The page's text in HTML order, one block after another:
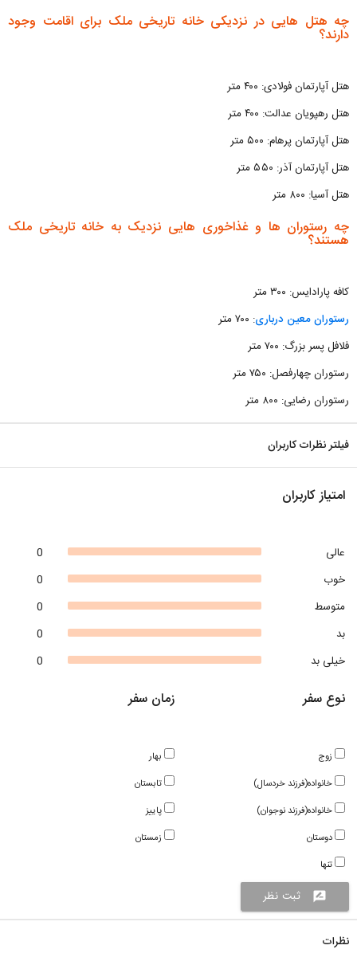
چه هتل هایی در نزدیکی خانه تاریخی ملک برای اقامت وجود
دارند؟
هتل آپارتمان فولادی:‌ ۴۰۰ متر
هتل رهپویان عدالت: ۴۰۰ متر
هتل آپارتمان پرهام: ۵۰۰ متر
هتل آپارتمان آذر: ۵۵۰ متر
هتل آسیا: ۸۰۰ متر
چه رستوران ها و غذاخوری هایی نزدیک به خانه تاریخی ملک
هستند؟
کافه پارادایس: ۳۰۰ متر
رستوران معین درباری: ۷۰۰ متر
فلافل پسر بزرگ: ۷۰۰ متر
رستوران چهارفصل: ۷۵۰ متر
رستوران رضایی: ۸۰۰ متر
فیلتر نظرات کاربران
امتیاز کاربران
0
عالی
0
خوب
0
متوسط
0
بد
0
خیلی بد
زمان سفر
بهار
تابستان
پاییز
زمستان
نوع سفر
زوج
خانواده(فرزند خردسال)
خانواده(فرزند نوجوان)
دوستان
تنها
rate_review ثبت نظر
نظرات